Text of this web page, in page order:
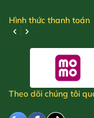
Hình thức thanh toán
Theo dõi chúng tôi